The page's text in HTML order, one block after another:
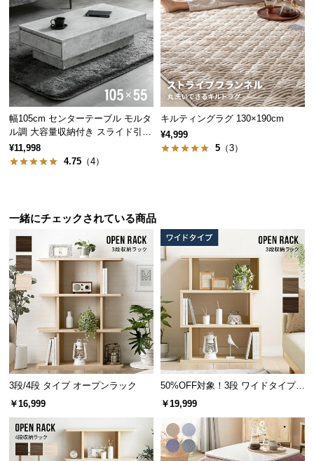
規
約
に
つ
い
て
ポ
お
知
ら
ブ
ロ
ディスプレイラックとして
シンプルに区切られた棚には、お気に入りの小物や
雑誌などを綺麗に魅せて収納できます。
ゆったり幅で収納力抜群
奥行き
約52㎝ 約32㎝
幅105cm センターテーブル モルタ
ル調 大容量収納付き スライド引き
出し2杯
¥11,998
4.75 （4）
キルティングラグ 130×190cm
¥4,999
5 （3）
一緒にチェックされている商品
3段/4段 タイプ オープンラック
￥16,999
50%OFF対象！3段 ワイドタイプ
オープンラック
￥19,999